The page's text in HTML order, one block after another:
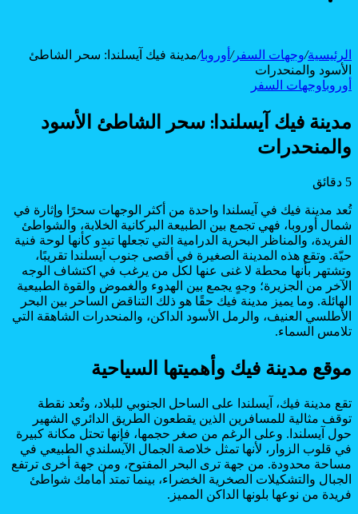
الرئيسية/وجهات السفر/ أوروبا/مدينة فيك آيسلندا: سحر الشاطئ
الأسود والمنحدرات
أوروباوجهات السفر
مدينة فيك آيسلندا: سحر الشاطئ الأسود
والمنحدرات
5 دقائق
تُعد مدينة فيك في آيسلندا واحدة من أكثر الوجهات سحرًا وإثارة في
شمال أوروبا، فهي تجمع بين الطبيعة البركانية الخلابة، والشواطئ
الفريدة، والمناظر البحرية الدرامية التي تجعلها تبدو كأنها لوحة فنية
حيّة. وتقع هذه المدينة الصغيرة في أقصى جنوب آيسلندا تقريبًا،
وتشتهر بأنها محطة لا غنى عنها لكل من يرغب في اكتشاف الوجه
الآخر من الجزيرة؛ وجهٍ يجمع بين الهدوء والغموض والقوة الطبيعية
الهائلة. وما يميز مدينة فيك حقًا هو ذلك التناقض الساحر بين البحر
الأطلسي العنيف، والرمل الأسود الداكن، والمنحدرات الشاهقة التي
تلامس السماء.
موقع مدينة فيك وأهميتها السياحية
تقع مدينة فيك، آيسلندا على الساحل الجنوبي للبلاد، وتُعد نقطة
توقف مثالية للمسافرين الذين يقطعون الطريق الدائري الشهير
حول آيسلندا. وعلى الرغم من صغر حجمها، فإنها تحتل مكانة كبيرة
في قلوب الزوار، لأنها تمثل خلاصة الجمال الآيسلندي الطبيعي في
مساحة محدودة. من جهة ترى البحر المفتوح، ومن جهة أخرى ترتفع
الجبال والتشكيلات الصخرية الخضراء، بينما تمتد أمامك شواطئ
فريدة من نوعها بلونها الداكن المميز.